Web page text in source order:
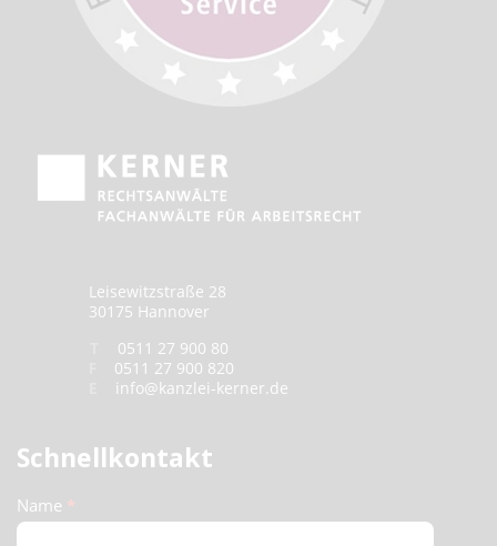
Leisewitzstraße 28
30175 Hannover
0511 27 900 80
0511 27 900 820
info@kanzlei-kerner.de
Schnellkontakt
Schnellkontakt
(Footer)
Name *